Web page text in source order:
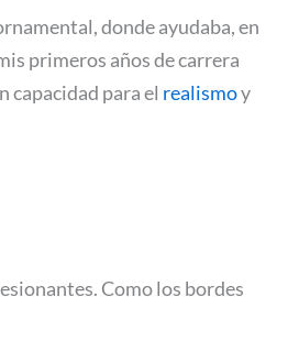
donde ayudaba, en
primeros años de carrera
capacidad para el realismoy
Como los bordes